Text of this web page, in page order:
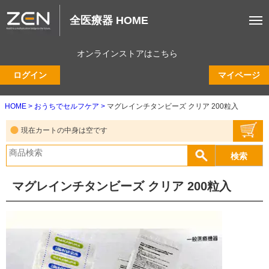
全医療器 HOME
オンラインストアはこちら
ログイン マイページ
HOME おうちでセルフケア マグレインチタンビーズ クリア 200粒入
現在カートの中身は空です
マグレインチタンビーズ クリア 200粒入